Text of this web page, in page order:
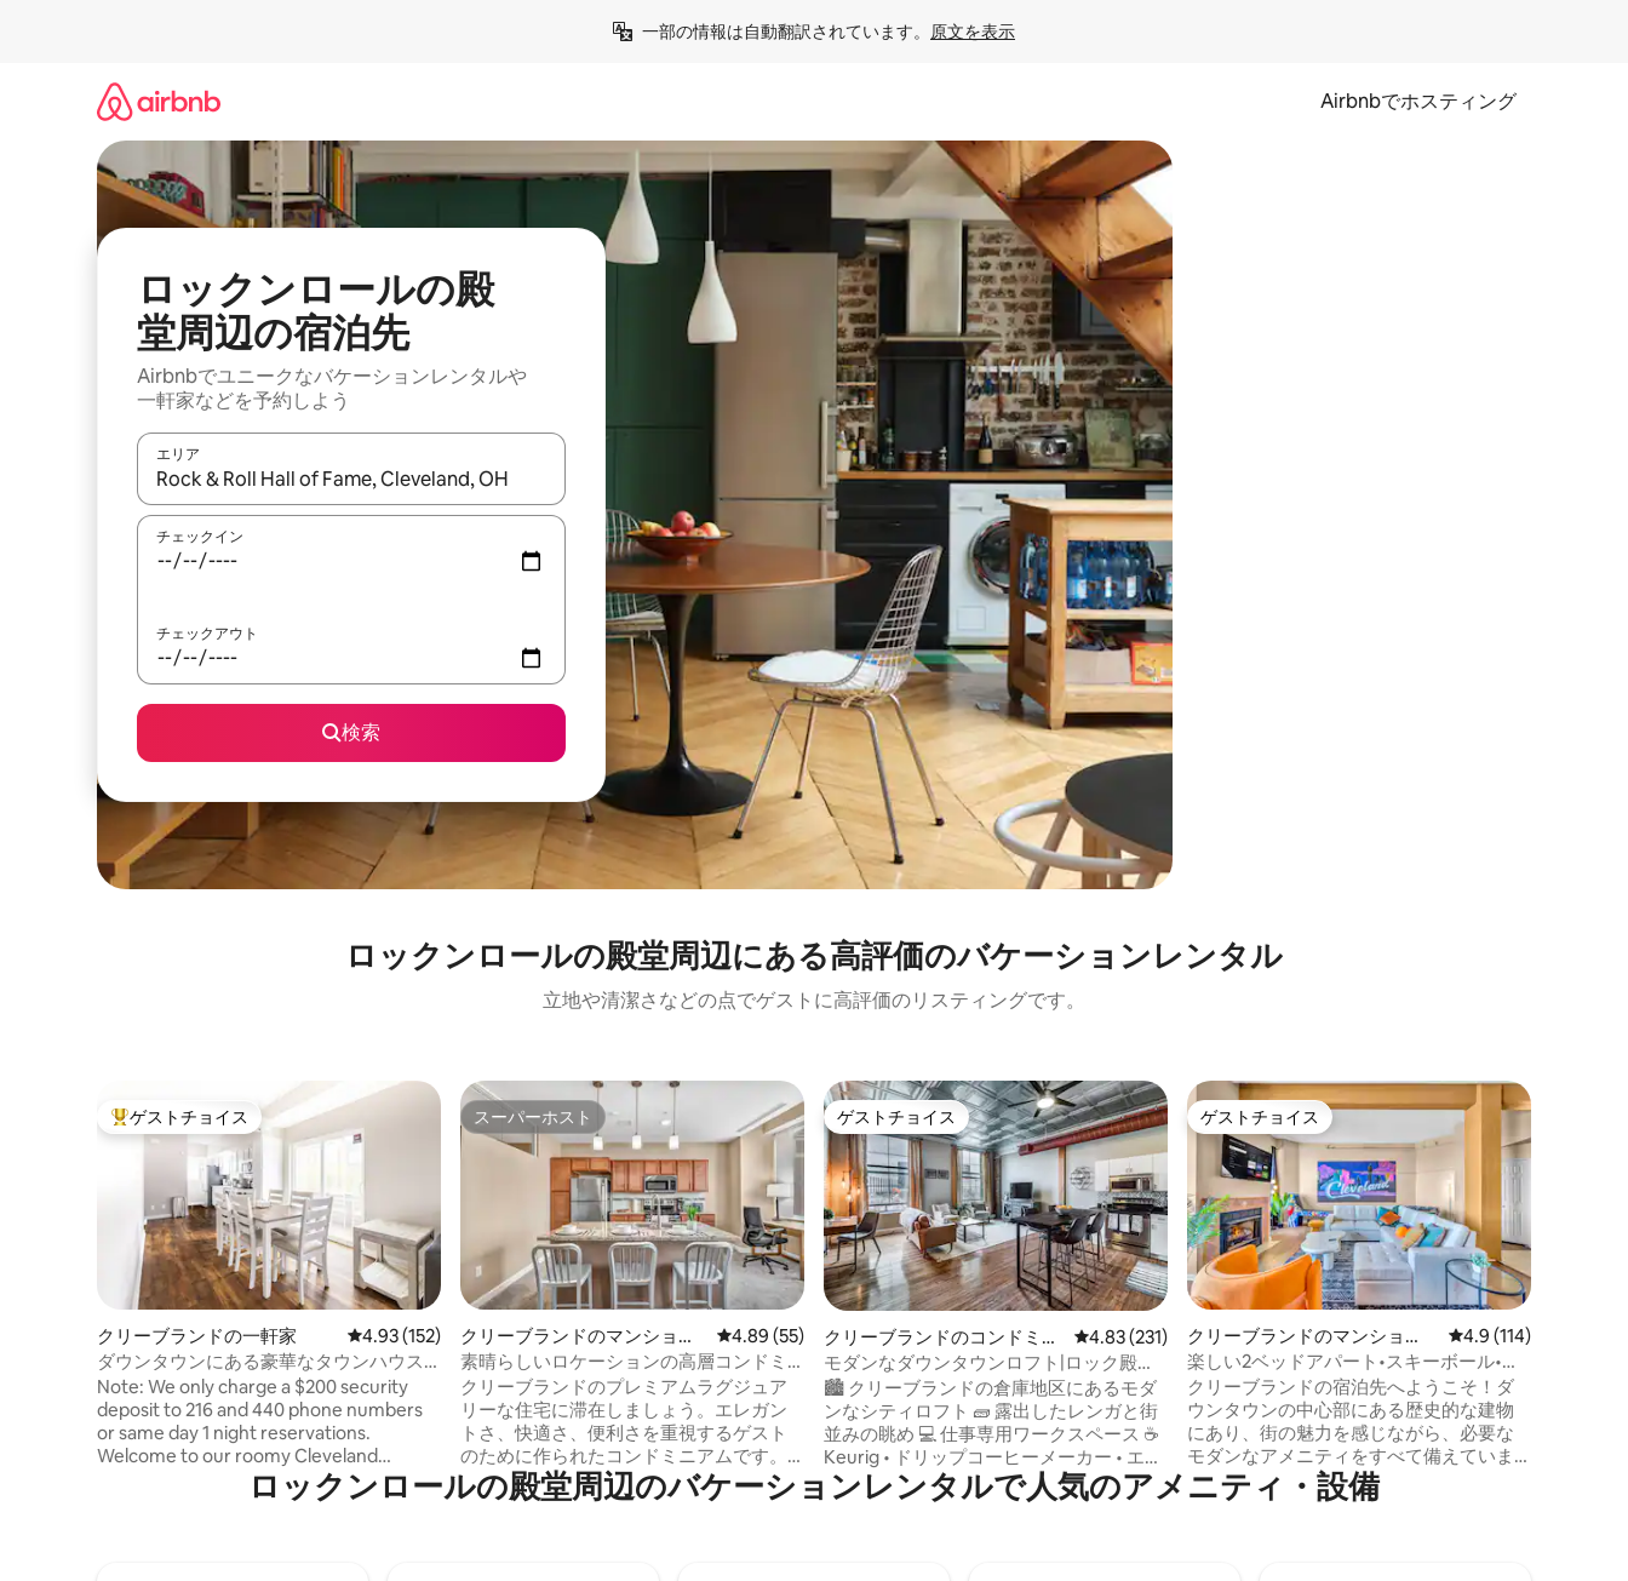
一部の情報は自動翻訳されています。 原文を表示
Airbnbでホスティング
ロックンロールの殿
堂⁠周⁠辺⁠の宿⁠泊⁠先
Airbnbでユニークなバ⁠ケ⁠ー⁠シ⁠ョ⁠ンレ⁠ン⁠タ⁠ルや
一⁠軒⁠家な⁠ど⁠を予⁠約⁠し⁠よ⁠う
エリア
検索結果が表示されたら、上下の矢印キーを使って移動するか、画面をタッチまたはスワイプして検索結果を確認することができます。
チェックイン
チェックアウト
検索
ロックンロールの殿堂⁠周⁠辺⁠に⁠あ⁠る高⁠評⁠価⁠のバ⁠ケ⁠ー⁠シ⁠ョ⁠ン⁠レ⁠ン⁠タ⁠ル
立地や清潔さなどの点でゲストに高評価のリスティングです。
大好評のゲストチョイスです。
ゲストチョイス
クリーブランドの一軒家 レビュー152件、5つ星中4.93つ星の平均評価
4.93 (152)
ダウンタウンにある豪華なタウンハウス
（専用ガレージ付き、6号室）
Note: We only charge a $200 security
deposit to 216 and 440 phone numbers
or same day 1 night reservations.
Welcome to our roomy Cleveland
townhome, ideally located for exploring
downtown on foot. Enjoy close access to
スーパーホスト
スーパーホスト
クリーブランドのマンショ
ン・アパート
レビュー55件、5つ星中4.89つ星の平均評価
4.89 (55)
素晴らしいロケーションの高層コンドミ
ニアム|ジム
クリーブランドのプレミアムラグジュア
リーな住宅に滞在しましょう。エレガン
トさ、快適さ、便利さを重視するゲスト
のために作られたコンドミニアムです。
ウォークスコアは98/100で、市内で最高
のレストラン、ナイトライフ、アトラク
ゲストチョイス
ゲストチョイス
クリーブランドのコンドミニ
アム
レビュー231件、5つ星中4.83つ星の平均評価
4.83 (231)
モダンなダウンタウンロフト|ロック殿堂
とスタジアムまで徒歩
🏙️ クリーブランドの倉庫地区にあるモダ
ンなシティロフト 🧱 露出したレンガと街
並みの眺め 💻 仕事専用ワークスペース ☕
Keurig • ドリップコーヒーメーカー • エス
プレッソメーカー 📺 Chromecastと
YouTube TVが使えるスマートテレビ 🍳 設
ゲストチョイス
ゲストチョイス
クリーブランドのマンショ
ン・アパート
レビュー114件、5つ
4.9 (114)
楽しい2ベッドアパート•スキーボール•テ
ーブルサッカー•無料駐車場
クリーブランドの宿泊先へようこそ！ダ
ウンタウンの中心部にある歴史的な建物
にあり、街の魅力を感じながら、必要な
モダンなアメニティをすべて備えていま
す。 ➹ 広々としたダウンタウンロフト 仕
事やストリーミング用の➹高速100mb Wi-
ロックンロールの殿堂⁠周⁠辺⁠のバ⁠ケ⁠ー⁠シ⁠ョ⁠ン⁠レ⁠ン⁠タ⁠ル⁠で人⁠気⁠のア⁠メ⁠ニ⁠テ⁠ィ⁠・⁠設⁠備